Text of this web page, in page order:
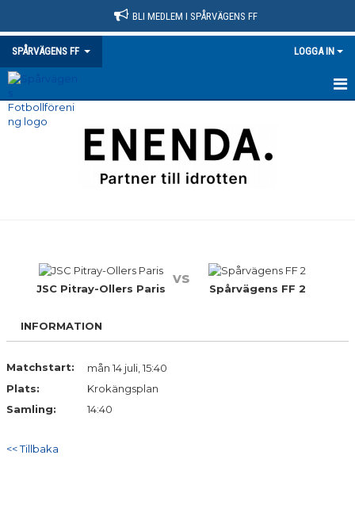
BLI MEDLEM I SPÅRVÄGENS FF
SPÅRVÄGENS FF LOGGA IN
HEM
KALENDER
MATCHER
DOKUMENT
JSC Pitray-Ollers Paris
vs
Spårvägens FF 2
INFORMATION
Matchstart:
mån 14 juli, 15:40
Plats:
Krokängsplan
Samling:
14:40
<< Tillbaka